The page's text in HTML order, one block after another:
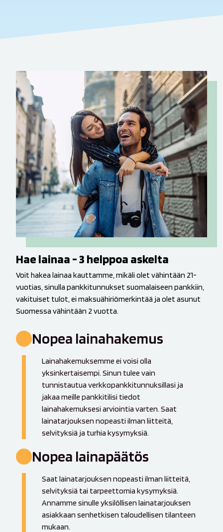
Hae lainaa - 3 helppoa askelta
Voit hakea lainaa kauttamme, mikäli olet vähintään 21-
vuotias, sinulla pankkitunnukset suomalaiseen pankkiin,
vakituiset tulot, ei maksuähiriömerkintää ja olet asunut
Suomessa vähintään 2 vuotta.
Nopea lainahakemus
Lainahakemuksemme ei voisi olla
yksinkertaisempi. Sinun tulee vain
tunnistautua verkkopankkitunnuksillasi ja
jakaa meille pankkitilisi tiedot
lainahakemuksesi arviointia varten. Saat
lainatarjouksen nopeasti ilman liitteitä,
selvityksiä ja turhia kysymyksiä.
Nopea lainapäätös
Saat lainatarjouksen nopeasti ilman liitteitä,
selvityksiä tai tarpeettomia kysymyksiä.
Annamme sinulle yksilöllisen lainatarjouksen
asiakkaan senhetkisen taloudellisen tilanteen
mukaan.